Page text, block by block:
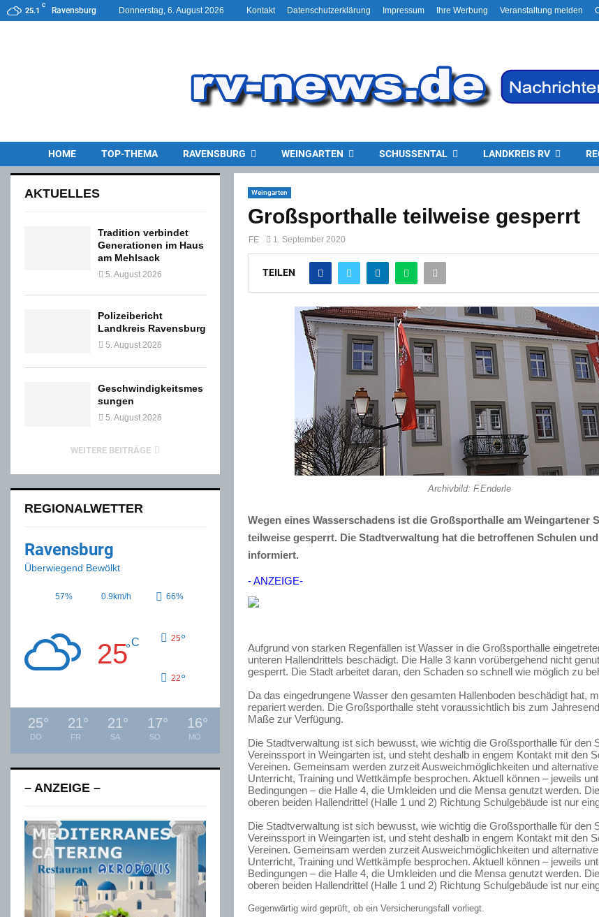
25.1
C
Ravensburg Donnerstag, 6. August 2026 Kontakt Datenschutzerklärung Impressum Ihre Werbung Veranstaltung melden
HOME TOP-THEMA RAVENSBURG WEINGARTEN SCHUSSENTAL LANDKREIS RV
Weingarten
Großsporthalle teilweise gesperrt
FE 1. September 2020
TEILEN
Archivbild: F.Enderle
Wegen eines Wasserschadens ist die Großsporthalle am Weingartener
teilweise gesperrt. Die Stadtverwaltung hat die betroffenen Schulen
informiert.
- ANZEIGE-
Aufgrund von starken Regenfällen ist Wasser in die Großsporthalle
unteren Hallendrittels beschädigt. Die Halle 3 kann vorübergehend nicht
gesperrt. Die Stadt arbeitet daran, den Schaden so schnell wie möglich zu
Da das eingedrungene Wasser den gesamten Hallenboden beschädigt hat,
repariert werden. Die Großsporthalle steht voraussichtlich bis zum
Maße zur Verfügung.
Die Stadtverwaltung ist sich bewusst, wie wichtig die Großsporthalle für den
Vereinssport in Weingarten ist, und steht deshalb in engem Kontakt mit den
Vereinen. Gemeinsam werden zurzeit Ausweichmöglichkeiten und
Unterricht, Training und Wettkämpfe besprochen. Aktuell können – jeweils
Bedingungen – die Halle 4, die Umkleiden und die Mensa genutzt werden.
oberen beiden Hallendrittel (Halle 1 und 2) Richtung Schulgebäude ist nur
Die Stadtverwaltung ist sich bewusst, wie wichtig die Großsporthalle für den
Vereinssport in Weingarten ist, und steht deshalb in engem Kontakt mit den
Vereinen. Gemeinsam werden zurzeit Ausweichmöglichkeiten und
Unterricht, Training und Wettkämpfe besprochen. Aktuell können – jeweils
Bedingungen – die Halle 4, die Umkleiden und die Mensa genutzt werden.
oberen beiden Hallendrittel (Halle 1 und 2) Richtung Schulgebäude ist nur
Gegenwärtig wird geprüft, ob ein Versicherungsfall vorliegt.
AKTUELLES
Tradition verbindet
Generationen im Haus
am Mehlsack
5. August 2026
Polizeibericht
Landkreis Ravensburg
5. August 2026
Geschwindigkeitsmes
sungen
5. August 2026
WEITERE BEITRÄGE
REGIONALWETTER
Ravensburg
Überwiegend Bewölkt
57% 0.9km/h 66%
25°C 25°
22°
25°
DO
21°
FR
21°
SA
17°
SO
16°
MO
– ANZEIGE –